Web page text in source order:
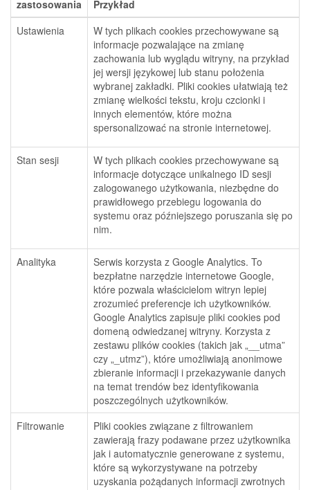
zastosowania
Przykład
Ustawienia
W tych plikach cookies przechowywane są
informacje pozwalające na zmianę
zachowania lub wyglądu witryny, na przykład
jej wersji językowej lub stanu położenia
wybranej zakładki. Pliki cookies ułatwiają też
zmianę wielkości tekstu, kroju czcionki i
innych elementów, które można
spersonalizować na stronie internetowej.
Stan sesji
W tych plikach cookies przechowywane są
informacje dotyczące unikalnego ID sesji
zalogowanego użytkowania, niezbędne do
prawidłowego przebiegu logowania do
systemu oraz późniejszego poruszania się po
nim.
Analityka
Serwis korzysta z Google Analytics. To
bezpłatne narzędzie internetowe Google,
które pozwala właścicielom witryn lepiej
zrozumieć preferencje ich użytkowników.
Google Analytics zapisuje pliki cookies pod
domeną odwiedzanej witryny. Korzysta z
zestawu plików cookies (takich jak „__utma”
czy „_utmz”), które umożliwiają anonimowe
zbieranie informacji i przekazywanie danych
na temat trendów bez identyfikowania
poszczególnych użytkowników.
Filtrowanie
Pliki cookies związane z filtrowaniem
zawierają frazy podawane przez użytkownika
jak i automatycznie generowane z systemu,
które są wykorzystywane na potrzeby
uzyskania pożądanych informacji zwrotnych